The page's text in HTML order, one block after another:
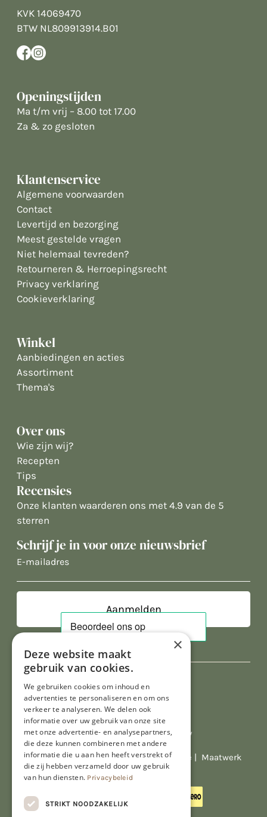
KVK 14069470
BTW NL809913914.B01
Openingstijden
Ma t/m vrij – 8.00 tot 17.00
Za & zo gesloten
Klantenservice
Algemene voorwaarden
Contact
Levertijd en bezorging
Meest gestelde vragen
Niet helemaal tevreden?
Retourneren & Herroepingsrecht
Privacy verklaring
Cookieverklaring
Winkel
Aanbiedingen en acties
Assortiment
Thema's
Over ons
Wie zijn wij?
Recepten
Tips
Recensies
Onze klanten waarderen ons met 4.9 van de 5
sterren
Schrijf je in voor onze nieuwsbrief
E-
Al onze prijzen zijn incl. BTW
© Copyright 2026 Limburgs Bakwinkeltje | Maatwerk
website webmix
×
Deze website maakt
gebruik van cookies.
We gebruiken cookies om inhoud en
advertenties te personaliseren en om ons
verkeer te analyseren. We delen ook
informatie over uw gebruik van onze site
met onze advertentie- en analysepartners,
die deze kunnen combineren met andere
informatie die u aan hen heeft verstrekt of
die zij hebben verzameld door uw gebruik
van hun diensten. Privacybeleid
STRIKT NOODZAKELIJK